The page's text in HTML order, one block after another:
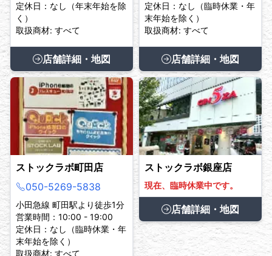
定休日：なし（年末年始を除
く）
取扱商材: すべて
店舗詳細・地図
定休日：なし（臨時休業・年
末年始を除く）
取扱商材: すべて
店舗詳細・地図
ストックラボ町田店
050-5269-5838
小田急線 町田駅より徒歩1分
営業時間：10:00 - 19:00
定休日：なし（臨時休業・年
末年始を除く）
取扱商材: すべて
ストックラボ銀座店
現在、臨時休業中です。
店舗詳細・地図